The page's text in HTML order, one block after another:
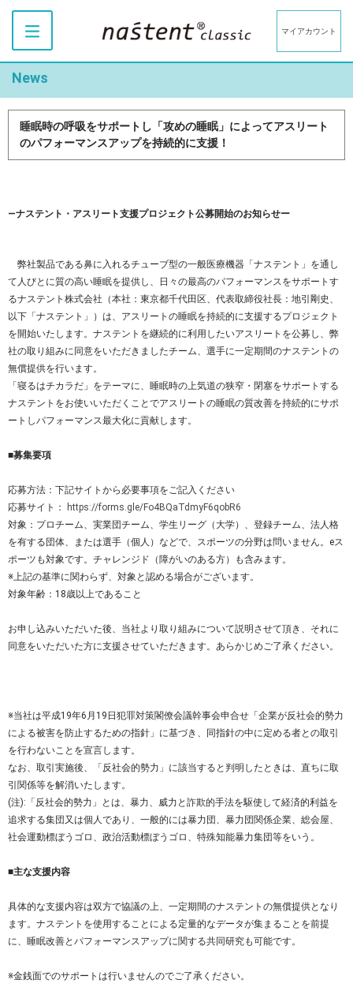
マイアカウント
News
睡眠時の呼吸をサポートし「攻めの睡眠」によってアスリート
のパフォーマンスアップを持続的に支援！
―ナステント・アスリート支援プロジェクト公募開始のお知らせー
弊社製品である鼻に入れるチューブ型の一般医療機器「ナステント」を通し
て人びとに質の高い睡眠を提供し、日々の最高のパフォーマンスをサポートす
るナステント株式会社（本社：東京都千代田区、代表取締役社長：地引剛史、
以下「ナステント」）は、アスリートの睡眠を持続的に支援するプロジェクト
を開始いたします。ナステントを継続的に利用したいアスリートを公募し、弊
社の取り組みに同意をいただきましたチーム、選手に一定期間のナステントの
無償提供を行います。
「寝るはチカラだ」をテーマに、睡眠時の上気道の狭窄・閉塞をサポートする
ナステントをお使いいただくことでアスリートの睡眠の質改善を持続的にサポ
ートしパフォーマンス最大化に貢献します。
■募集要項
応募方法：下記サイトから必要事項をご記入ください
応募サイト：
https://forms.gle/Fo4BQaTdmyF6qobR6
対象：プロチーム、実業団チーム、学生リーグ（大学）、登録チーム、法人格
を有する団体、または選手（個人）などで、スポーツの分野は問いません。eス
ポーツも対象です。チャレンジド（障がいのある方）も含みます。
※上記の基準に関わらず、対象と認める場合がございます。
対象年齢：18歳以上であること
お申し込みいただいた後、当社より取り組みについて説明させて頂き、それに
同意をいただいた方に支援させていただきます。あらかじめご了承ください。
※当社は平成19年6月19日犯罪対策閣僚会議幹事会申合せ「企業が反社会的勢力
による被害を防止するための指針」に基づき、同指針の中に定める者との取引
を行わないことを宣言します。
なお、取引実施後、「反社会的勢力」に該当すると判明したときは、直ちに取
引関係等を解消いたします。
(注):「反社会的勢力」とは、暴力、威力と詐欺的手法を駆使して経済的利益を
追求する集団又は個人であり、一般的には暴力団、暴力団関係企業、総会屋、
社会運動標ぼうゴロ、政治活動標ぼうゴロ、特殊知能暴力集団等をいう。
■主な支援内容
具体的な支援内容は双方で協議の上、一定期間のナステントの無償提供となり
ます。ナステントを使用することによる定量的なデータが集まることを前提
に、睡眠改善とパフォーマンスアップに関する共同研究も可能です。
※金銭面でのサポートは行いませんのでご了承ください。